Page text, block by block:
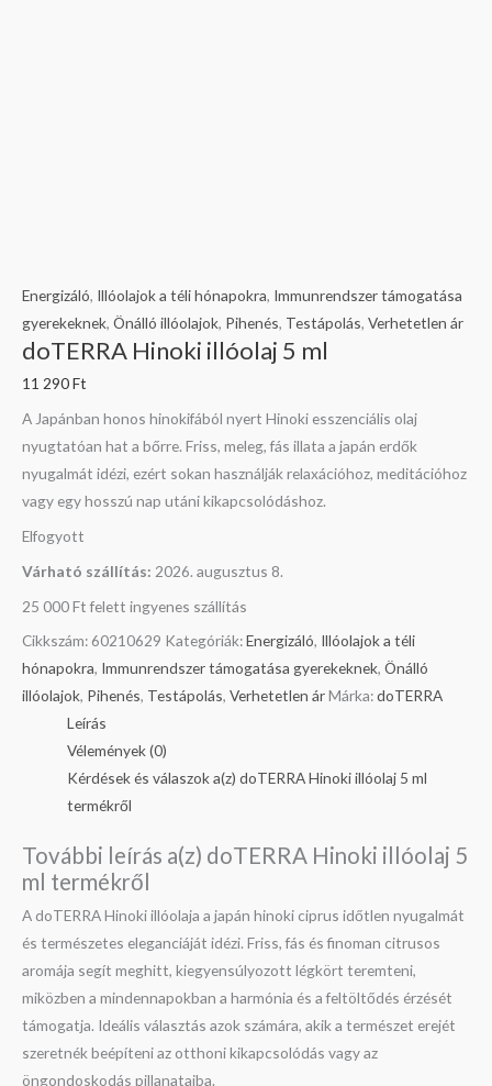
Energizáló, Illóolajok a téli hónapokra, Immunrendszer támogatása
gyerekeknek, Önálló illóolajok, Pihenés, Testápolás, Verhetetlen ár
doTERRA Hinoki illóolaj 5 ml
11 290Ft
A Japánban honos hinokifából nyert Hinoki esszenciális olaj
nyugtatóan hat a bőrre. Friss, meleg, fás illata a japán erdők
nyugalmát idézi, ezért sokan használják relaxációhoz, meditációhoz
vagy egy hosszú nap utáni kikapcsolódáshoz.
Elfogyott
Várható szállítás: 2026. augusztus 8.
25 000 Ft felett ingyenes szállítás
Cikkszám: 60210629 Kategóriák:Energizáló, Illóolajok a téli
hónapokra, Immunrendszer támogatása gyerekeknek, Önálló
illóolajok, Pihenés, Testápolás, Verhetetlen árMárka:doTERRA
Leírás
Vélemények (0)
Kérdések és válaszok a(z) doTERRA Hinoki illóolaj 5 ml
termékről
További leírás a(z) doTERRA Hinoki illóolaj 5
ml termékről
A doTERRA Hinoki illóolaja a japán hinoki ciprus időtlen nyugalmát
és természetes eleganciáját idézi. Friss, fás és finoman citrusos
aromája segít meghitt, kiegyensúlyozott légkört teremteni,
miközben a mindennapokban a harmónia és a feltöltődés érzését
támogatja. Ideális választás azok számára, akik a természet erejét
szeretnék beépíteni az otthoni kikapcsolódás vagy az
öngondoskodás pillanataiba.